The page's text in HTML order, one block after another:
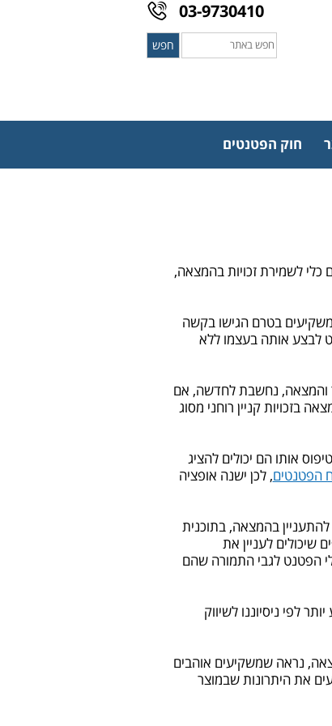
חוק הפטנטים
03-9730410
חפש
באתר
חפש
כלי לשמירת זכויות בהמצאה,
בטרם הגישו בקשה
לבצע אותה בעצמו ללא
והמצאה, נחשבת לחדשה, אם
בזכויות קניין רוחני מסוג
אותו הם יכולים להציג
הפטנטים, לכן ישנה אופציה
בהמצאה, בתוכנית
שיכולים לעניין את
הפטנט לגבי התמורה שהם
לפי ניסיוננו לשיווק
נראה שמשקיעים אוהבים
את היתרונות שבמוצר